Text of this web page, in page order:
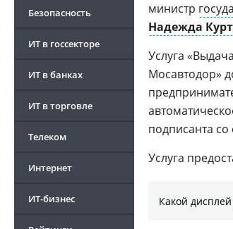
Безопасность
ИТ в госсекторе
ИТ в банках
ИТ в торговле
Телеком
Интернет
ИТ-бизнес
министр
Надежда
Услуга
Мосавтодор»
подписанта
Услуга
Какой
Российские операционные системы